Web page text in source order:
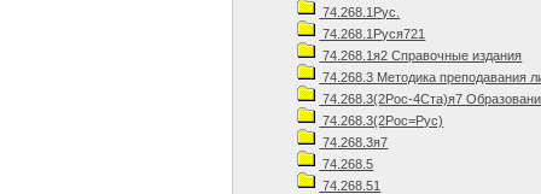
74.268.1Рус.
74.268.1Руся721
74.268.1я2 Справочные издания
74.268.3 Методика преподавания
74.268.3(2Рос-4Ста)я7
74.268.3(2Рос=Рус)
74.268.3я7
74.268.5
74.268.51